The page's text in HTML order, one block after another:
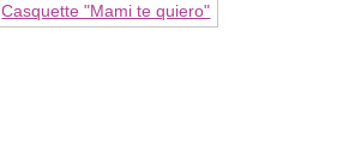
Casquette "Mami te quiero"